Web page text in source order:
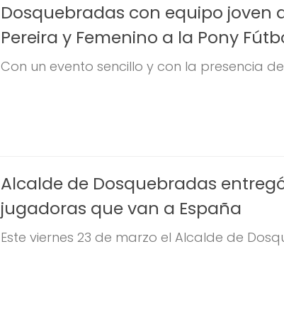
Dosquebradas con equipo joven
Pereira y Femenino a la Pony
Con un evento sencillo y con la presencia de
Alcalde de Dosquebradas
jugadoras que van a España
Este viernes 23 de marzo el Alcalde de